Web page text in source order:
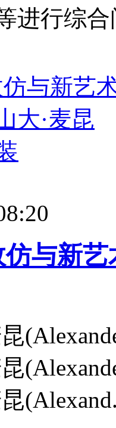
进行综
与新艺